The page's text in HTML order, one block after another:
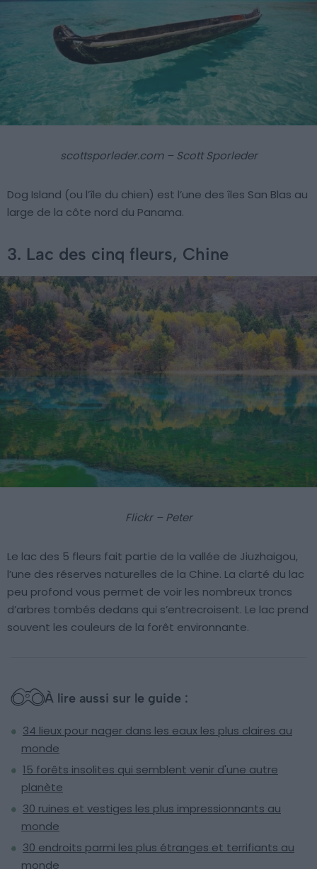
scottsporleder.com – Scott Sporleder
Dog Island (ou l’île du chien) est l’une des îles San Blas au
large de la côte nord du Panama.
3. Lac des cinq fleurs, Chine
Flickr – Peter
Le lac des 5 fleurs fait partie de la vallée de Jiuzhaigou,
l’une des réserves naturelles de la Chine. La clarté du lac
peu profond vous permet de voir les nombreux troncs
d’arbres tombés dedans qui s’entrecroisent. Le lac prend
souvent les couleurs de la forêt environnante.
À lire aussi sur le guide :
34 lieux pour nager dans les eaux les plus claires au
monde
15 forêts insolites qui semblent venir d'une autre
planète
30 ruines et vestiges les plus impressionnants au
monde
30 endroits parmi les plus étranges et terrifiants au
monde